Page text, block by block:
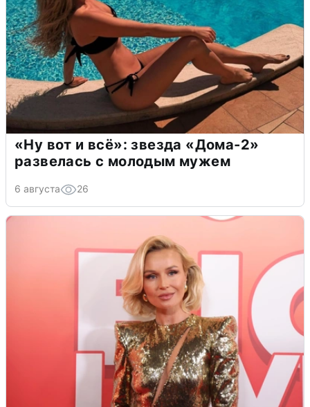
«Ну вот и всё»: звезда «Дома-2»
развелась с молодым мужем
6 августа 26